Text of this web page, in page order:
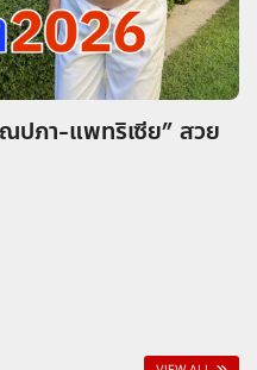
ปภา-แพทริเซีย” สวย